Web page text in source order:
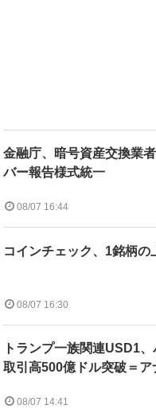
金融庁、暗号資産交換業
バー報告様式統一
08/07 16:44
コインチェック、1銘柄の
08/07 16:30
トランプ一族関連USD1
取引高500億ドル突破＝ア
08/07 14:41